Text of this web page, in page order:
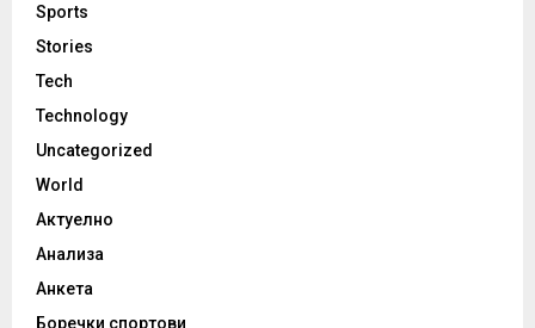
Sports
Stories
Tech
Technology
Uncategorized
World
Актуелно
Анализа
Анкета
Боречки спортови